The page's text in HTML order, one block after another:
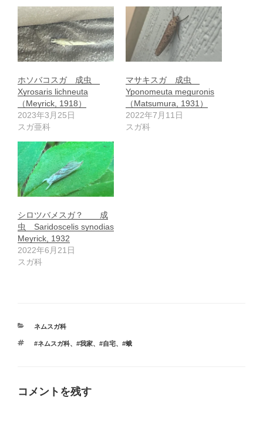
ホソバコスガ 成虫
Xyrosaris lichneuta
（Meyrick, 1918）
2023年3月25日
スガ亜科
マサキスガ 成虫
Yponomeuta meguronis
（Matsumura, 1931）
2022年7月11日
スガ科
シロツバメスガ？ 成
虫 Saridoscelis synodias
Meyrick, 1932
2022年6月21日
スガ科
カ
ゴ
ネムスガ科
タ
#ネムスガ科、 #我家、 #自宅、 #蛾
コメントを残す